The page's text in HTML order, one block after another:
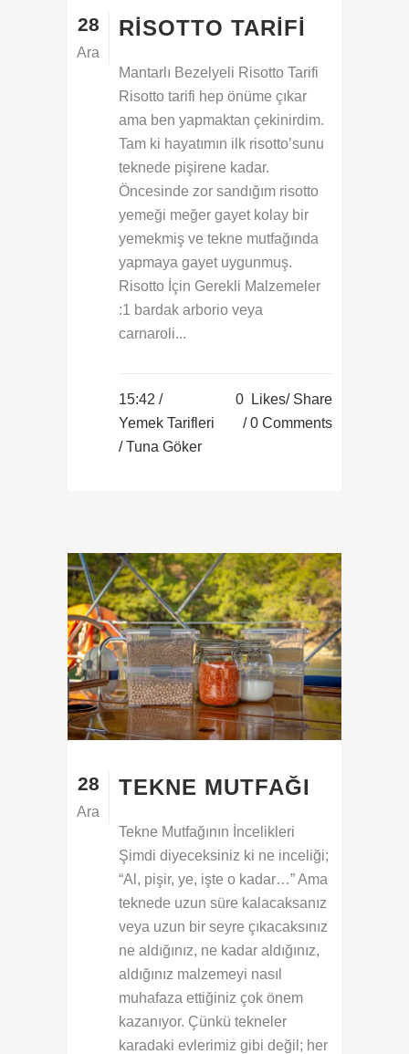
28
Ara
RISOTTO TARIFI
Mantarlı Bezelyeli Risotto Tarifi
Risotto tarifi hep önüme çıkar
ama ben yapmaktan çekinirdim.
Tam ki hayatımın ilk risotto’sunu
teknede pişirene kadar.
Öncesinde zor sandığım risotto
yemeği meğer gayet kolay bir
yemekmiş ve tekne mutfağında
yapmaya gayet uygunmuş.
Risotto İçin Gerekli Malzemeler
:1 bardak arborio veya
carnaroli...
15:42 /
Yemek Tarifleri
/ Tuna Göker
0 Likes Share
0 Comments
28
Ara
TEKNE MUTFAĞI
Tekne Mutfağının İncelikleri
Şimdi diyeceksiniz ki ne inceliği;
“Al, pişir, ye, işte o kadar…” Ama
teknede uzun süre kalacaksanız
veya uzun bir seyre çıkacaksınız
ne aldığınız, ne kadar aldığınız,
aldığınız malzemeyi nasıl
muhafaza ettiğiniz çok önem
kazanıyor. Çünkü tekneler
karadaki evlerimiz gibi değil; her